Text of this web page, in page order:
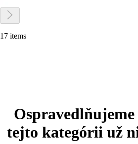
17 items
Ospravedlňujeme
tejto kategórii už